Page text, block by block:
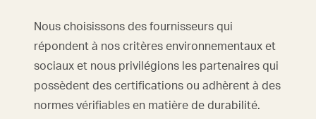
Nous choisissons des fournisseurs qui
répondent à nos critères environnementaux et
sociaux et nous privilégions les partenaires qui
possèdent des certifications ou adhèrent à des
normes vérifiables en matière de durabilité.